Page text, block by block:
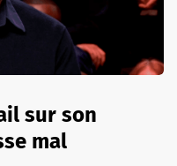
sur son
mal